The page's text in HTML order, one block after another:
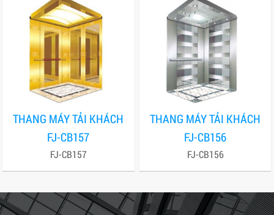
THANG MÁY TẢI KHÁCH
FJ-CB157
FJ-CB157
THANG MÁY TẢI KHÁCH
FJ-CB156
FJ-CB156